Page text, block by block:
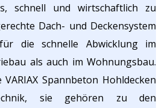
schnell und wirtschaftlich zu
Dach- und Deckensystem
die schnelle Abwicklung im
als auch im Wohnungsbau.
Spannbeton Hohldecken
sie gehören zu den